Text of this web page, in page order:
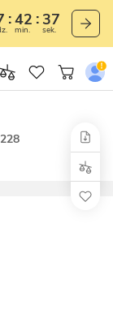
42
min.
35
sek.